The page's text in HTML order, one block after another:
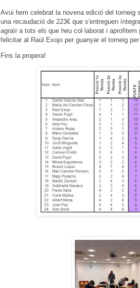
Avui hem celebrat la novena edició del torneig
una recaudació de 223€ que s'entreguen
agraïr a tots els que heu col·laborat i
felicitar al Raül Exojo per guanyar el torneig per
Fins la propera!